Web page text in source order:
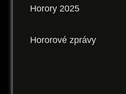
Horory 2025
Hororové zprávy